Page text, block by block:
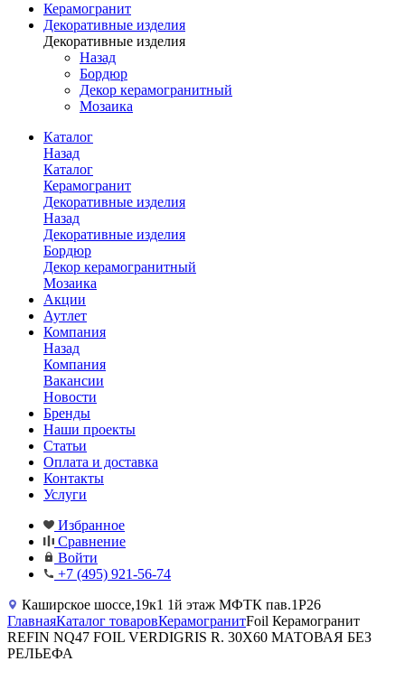
Керамогранит
Декоративные изделия
Декоративные изделия
Назад
Бордюр
Декор керамогранитный
Мозаика
Каталог
Назад
Каталог
Керамогранит
Декоративные изделия
Назад
Декоративные изделия
Бордюр
Декор керамогранитный
Мозаика
Акции
Аутлет
Компания
Назад
Компания
Вакансии
Новости
Бренды
Наши проекты
Статьи
Оплата и доставка
Контакты
Услуги
Избранное
Сравнение
Войти
+7 (495) 921-56-74
Каширское шоссе,19к1 1й этаж МФТК пав.1Р26
ГлавнаяКаталог товаровКерамогранитFoil Керамогранит
REFIN NQ47 FOIL VERDIGRIS R. 30X60 МАТОВАЯ БЕЗ
РЕЛЬЕФА